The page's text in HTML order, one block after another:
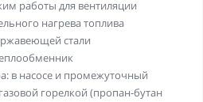
работы для вентиляции
нагрева топлива
стали
в насосе и промежуточный
горелкой (пропан-бутан